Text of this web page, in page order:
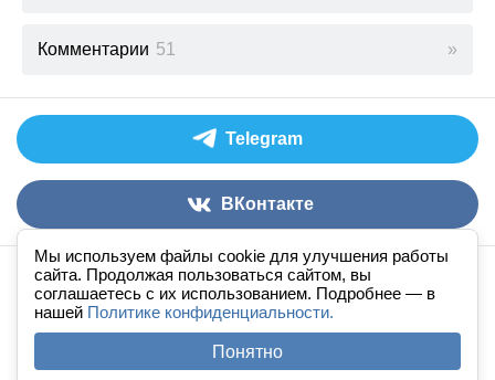
Мы используем файлы cookie для улучшения работы
сайта. Продолжая пользоваться сайтом, вы
соглашаетесь с их использованием. Подробнее — в
нашей Политике конфиденциальности.
Понятно
Комментарии 51
Telegram
ВКонтакте
Аудиокниги слушать онлайн книгав ухе
По всем вопросам:admin@knigavuhe.ru
Правила сайта ·
Полная версия
· Новый дизайн